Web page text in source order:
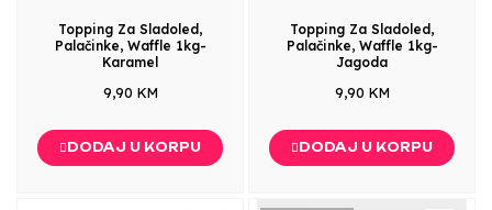
Topping Za Sladoled,
Palačinke, Waffle 1kg-
Karamel
9,90 KM
DODAJ U KORPU
Topping Za Sladoled,
Palačinke, Waffle 1kg-
Jagoda
9,90 KM
DODAJ U KORPU